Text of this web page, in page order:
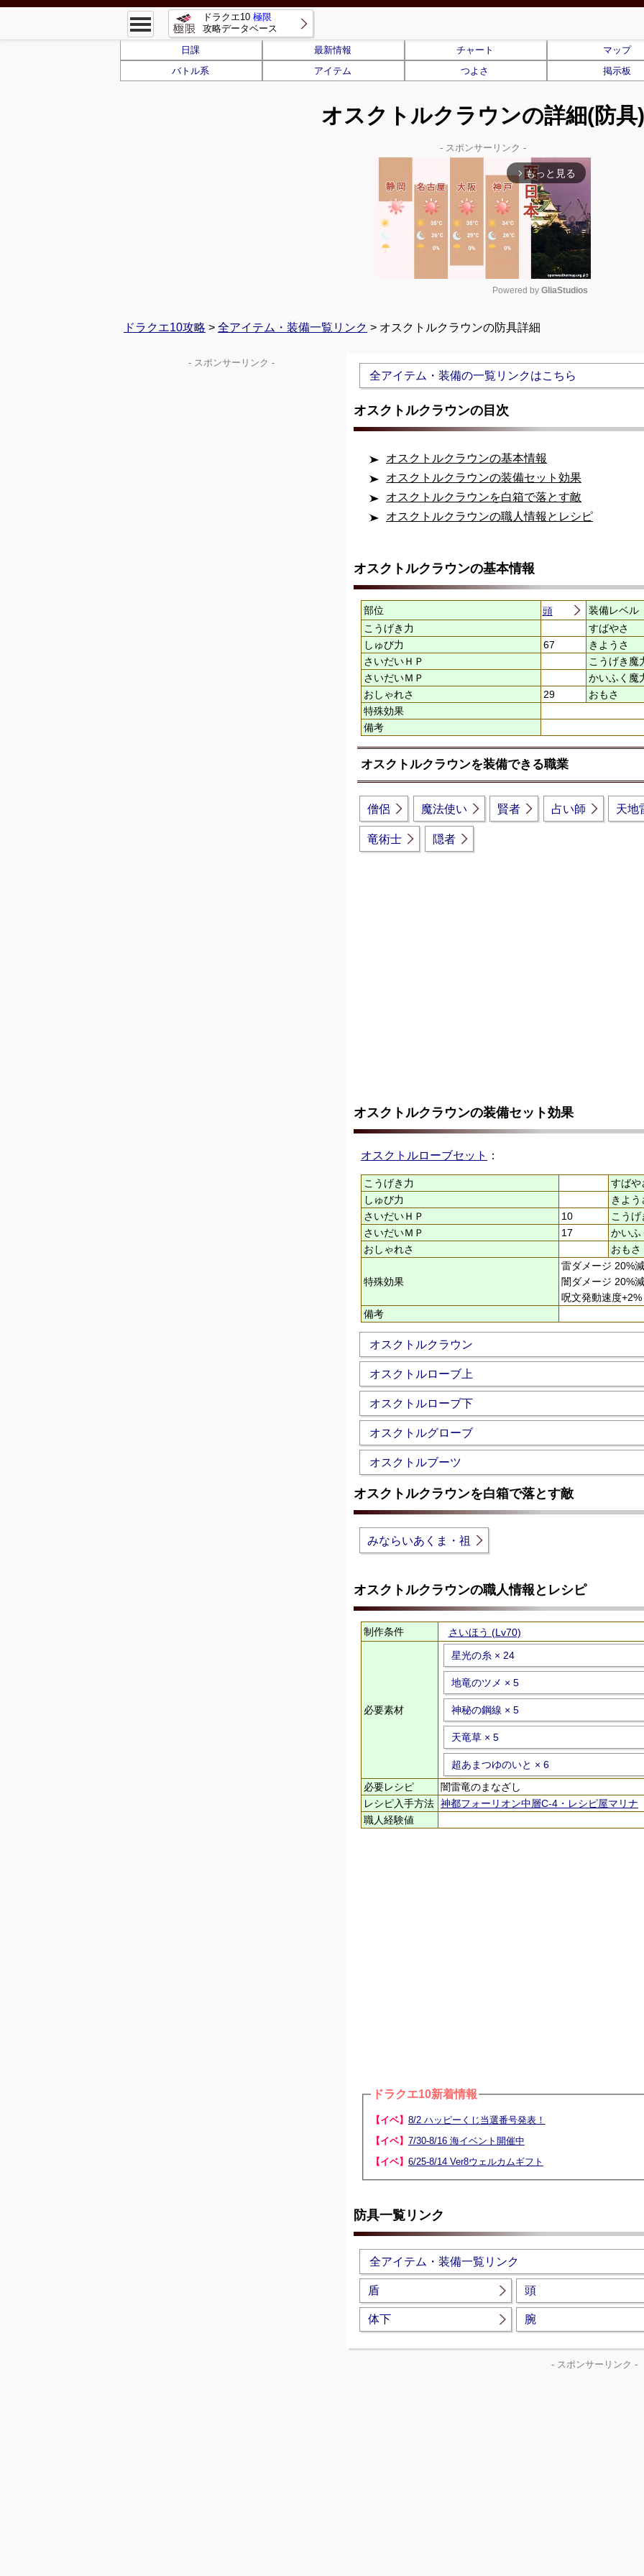
ドラクエ10 極限
攻略データベース
日課
最新情報 チャート
マップ
バトル系
アイテム つよさ 掲示板
オスクトルクラウンの詳細(防具)
- スポンサーリンク -
arrow_forward_ios もっと見る
Unmute
Powered by GliaStudios
ドラクエ10攻略 > 全アイテム・装備一覧リンク > オスクトルクラウンの防具詳細
全アイテム・装備の一覧リンクはこちら
オスクトルクラウンの目次
オスクトルクラウンの基本情報
オスクトルクラウンの装備セット効果
オスクトルクラウンを白箱で落とす敵
オスクトルクラウンの職人情報とレシピ
オスクトルクラウンの基本情報
部位 頭
装備レベル
こうげき力
すばやさ
しゅび力
67
きようさ
さいだいＨＰ
こうげき魔
さいだいＭＰ
かいふく魔
おしゃれさ
29
おもさ
特殊効果
備考
オスクトルクラウンを装備できる職業
僧侶 魔法使い 賢者 占い師 天地
竜術士 隠者
オスクトルクラウンの装備セット効果
オスクトルローブセット ：
こうげき力
すばや
しゅび力
きよう
さいだいＨＰ
10
こう
さいだいＭＰ
17
かいふ
おしゃれさ
おもさ
特殊効果
雷ダメージ 20%減
闇ダメージ 20%減
呪文発動速度+2%
備考
オスクトルクラウン
オスクトルローブ上
オスクトルローブ下
オスクトルグローブ
オスクトルブーツ
オスクトルクラウンを白箱で落とす敵
みならいあくま・祖
オスクトルクラウンの職人情報とレシピ
制作条件 さいほう (Lv70)
必要素材
星光の糸 × 24
地竜のツメ × 5
神秘の鋼線 × 5
天竜草 × 5
超あまつゆのいと × 6
必要レシピ
闇雷竜のまなざし
レシピ入手方法 神都フォーリオン中層C-4・レシピ屋マリナ
職人経験値
ドラクエ10新着情報
【イベ】 8/2 ハッピーくじ当選番号発表！
【イベ】 7/30-8/16 海イベント開催中
【イベ】 6/25-8/14 Ver8ウェルカムギフト
防具一覧リンク
全アイテム・装備一覧リンク
盾 頭
体下 腕
- スポンサーリンク -
- スポンサーリンク -